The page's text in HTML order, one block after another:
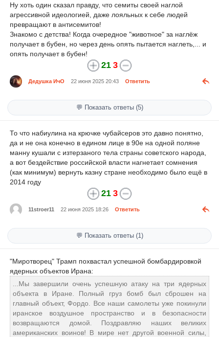
Ну хоть один сказал правду, что семиты своей наглой
агрессивной идеологией, даже лояльных к себе людей
превращают в антисемитов!
Знакомо с детства! Когда очередное "животное" за наглёж
получает в бубен, но через день опять пытается наглеть,... и
опять получает в бубен!
21 3
Дедушка ИчО 22 июня 2025 20:43 Ответить
💬 Показать ответы (5)
То что набиулина на крючке чубайсеров это давно понятно,
да и не она конечно в едином лице в 90е на одной поляне
манну кушали с изтерзаного тела страны советского народа,
а вот бездействие российской власти нагнетает сомнения
(как минимум) вернуть казну стране необходимо было ещё в
2014 году
21 3
11stroer11 22 июня 2025 18:26 Ответить
💬 Показать ответы (1)
"Миротворец" Трамп похвастал успешной бомбардировкой
ядерных объектов Ирана:
...Мы завершили очень успешную атаку на три ядерных
объекта в Иране. Полный груз бомб был сброшен на
главный объект, Фордо. Все наши самолеты уже покинули
иранское воздушное пространство и в безопасности
возвращаются домой. Поздравляю наших великих
американских воинов! В мире нет другой военной силы,